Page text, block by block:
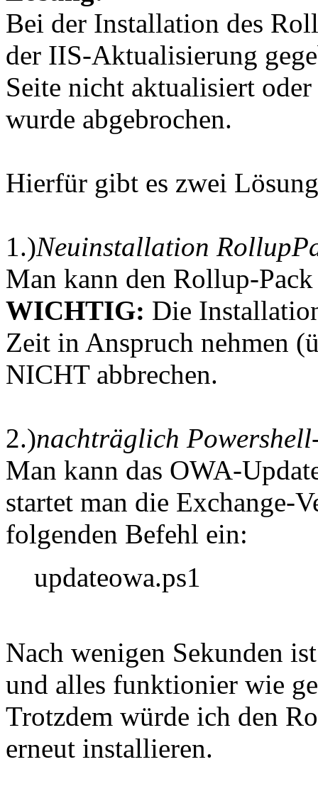
Bei der Installation des
der IIS-Aktualisierung
Seite nicht aktualisiert
wurde abgebrochen.
Hierfür gibt es zwei
1.)Neuinstallation
Man kann den Rollup-
WICHTIG: Die
Zeit in Anspruch nehmen
NICHT abbrechen.
2.)nachträglich
Man kann das OWA-
startet man die Exchange-
folgenden Befehl ein:
updateowa.ps1
Nach wenigen Sekunden
und alles funktionier wie
Trotzdem würde ich den
erneut installieren.